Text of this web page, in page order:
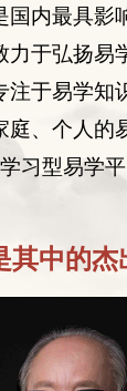
国内最具影
力于弘扬易
于易学知
庭、个人的
习型易学平
中的杰